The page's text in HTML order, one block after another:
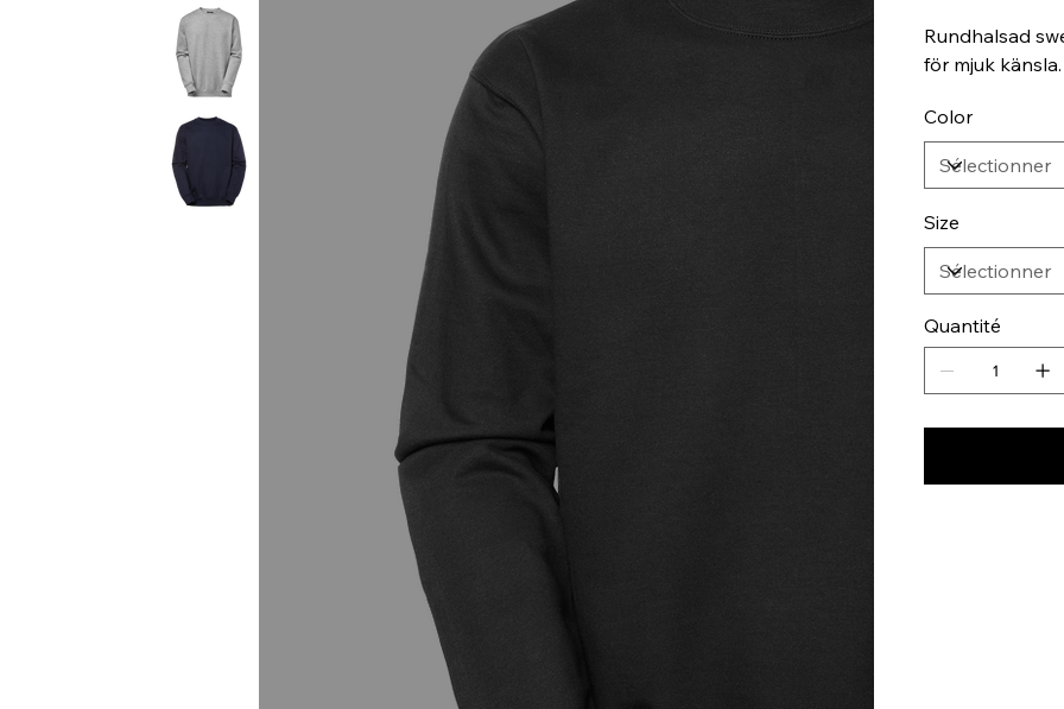
Rundhalsad
för mjuk känsla.
Color
Size
Quantité